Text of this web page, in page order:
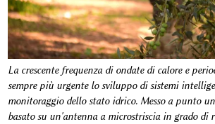
La crescente frequenza di ondate di calore e
sempre più urgente lo sviluppo di sistemi
monitoraggio dello stato idrico. Messo a punto
basato su un'antenna a microstriscia in grado di